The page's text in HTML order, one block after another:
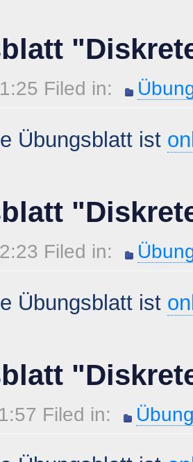
Filed in:
Übungsblatt ist
Filed in:
Übungsblatt ist
Filed in: